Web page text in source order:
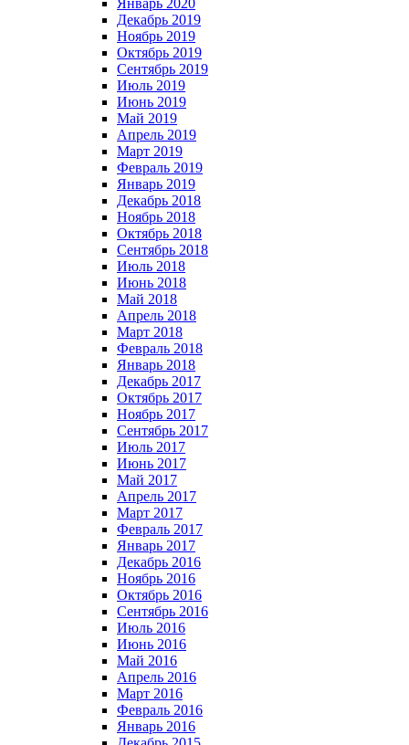
Январь 2020
Декабрь 2019
Ноябрь 2019
Октябрь 2019
Сентябрь 2019
Июль 2019
Июнь 2019
Май 2019
Апрель 2019
Март 2019
Февраль 2019
Январь 2019
Декабрь 2018
Ноябрь 2018
Октябрь 2018
Сентябрь 2018
Июль 2018
Июнь 2018
Май 2018
Апрель 2018
Март 2018
Февраль 2018
Январь 2018
Декабрь 2017
Октябрь 2017
Ноябрь 2017
Сентябрь 2017
Июль 2017
Июнь 2017
Май 2017
Апрель 2017
Март 2017
Февраль 2017
Январь 2017
Декабрь 2016
Ноябрь 2016
Октябрь 2016
Сентябрь 2016
Июль 2016
Июнь 2016
Май 2016
Апрель 2016
Март 2016
Февраль 2016
Январь 2016